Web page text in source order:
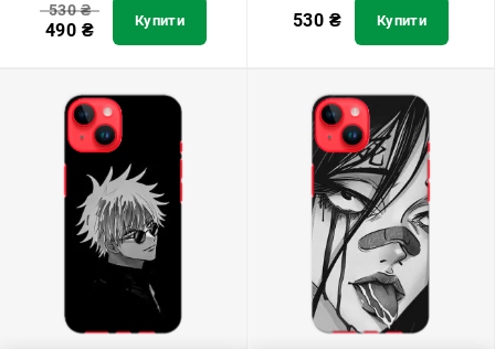
530₴
490 ₴ Купити 530 ₴ Купити